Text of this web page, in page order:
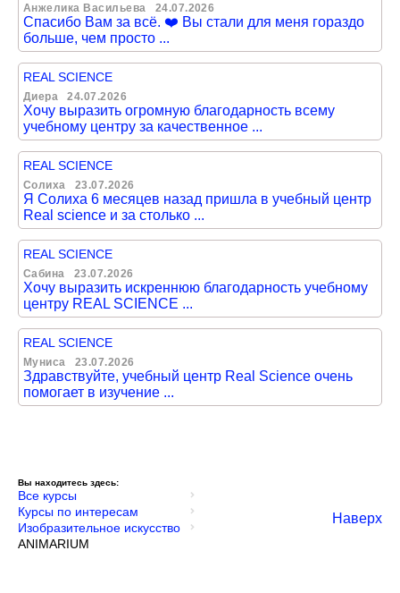
Анжелика Васильева 24.07.2026
Спасибо Вам за всё. ❤️ Вы стали для меня гораздо
больше, чем просто ...
REAL SCIENCE
Диера 24.07.2026
Хочу выразить огромную благодарность всему
учебному центру за качественное ...
REAL SCIENCE
Солиха 23.07.2026
Я Солиха 6 месяцев назад пришла в учебный центр
Real science и за столько ...
REAL SCIENCE
Сабина 23.07.2026
Хочу выразить искреннюю благодарность учебному
центру REAL SCIENCE ...
REAL SCIENCE
Муниса 23.07.2026
Здравствуйте, учебный центр Real Science очень
помогает в изучение ...
Вы находитесь здесь:
Все курсы
Курсы по интересам
Изобразительное искусство
ANIMARIUM
Наверх